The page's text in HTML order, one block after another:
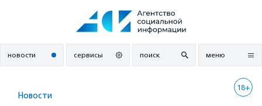
новости сервисы поиск меню
18+
Новости